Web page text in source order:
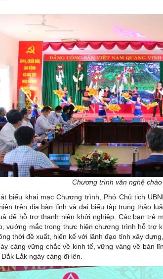
Chương trình văn nghệ
khai mạc Chương trình, Phó Chủ tịch
trên địa bàn tỉnh và đại biểu tập trung thảo
để hỗ trợ thanh niên khởi nghiệp. Các bạn trẻ
vướng mắc trong thực hiện chương trình hỗ trợ
thời đề xuất, hiến kế với lãnh đạo tỉnh xây
càng vững chắc về kinh tế, vững vàng về bản
Lắk ngày càng đi lên.